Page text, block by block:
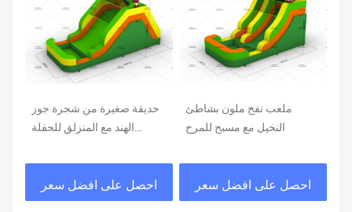
حديقة صغيرة من شجرة جوز
الهند مع المنزلق للحفلة
احصل على افضل سعر
ملعب نفخ ملون بشاطئ
النخيل مع مسبح للمرح
احصل على افضل سعر